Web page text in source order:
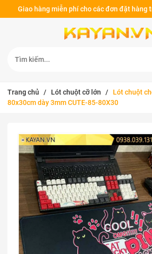
Giao hàng miễn phí cho các đơn đặt hàng
Trang chủ / Lót chuột cỡ lớn /
Lót chuột
80x30cm dày 3mm CUTE-85-80X30